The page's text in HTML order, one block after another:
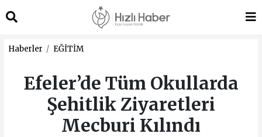
Haberler EĞİTİM
Efeler’de Tüm Okullarda
Şehitlik Ziyaretleri
Mecburi Kılındı